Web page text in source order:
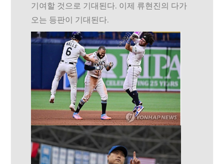
기여할 것으로 기대된다. 이제 류현진의 다가
오는 등판이 기대된다.